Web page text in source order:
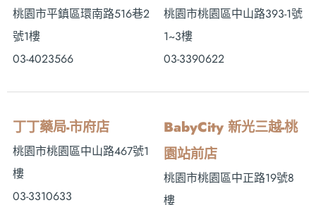
桃園市平鎮區環南路516巷2
號1樓
03-4023566
桃園市桃園區中山路393-1號
1~3樓
03-3390622
丁丁藥局-市府店
桃園市桃園區中山路467號1
樓
03-3310633
BabyCity 新光三越-桃
園站前店
桃園市桃園區中正路19號8
樓